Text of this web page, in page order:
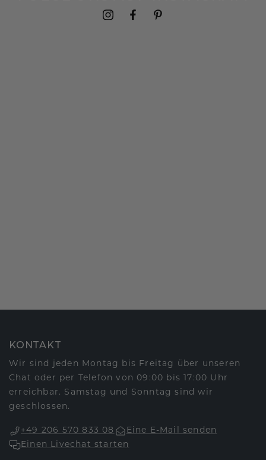
KONTAKT
Wir sind jeden Montag bis Freitag über unseren
Chat oder per Telefon von 09:00 bis 17:00 Uhr
erreichbar. Samstag und Sonntag sind wir
geschlossen.
+49 206 570 833 08
Eine E-Mail senden
Einen Livechat starten